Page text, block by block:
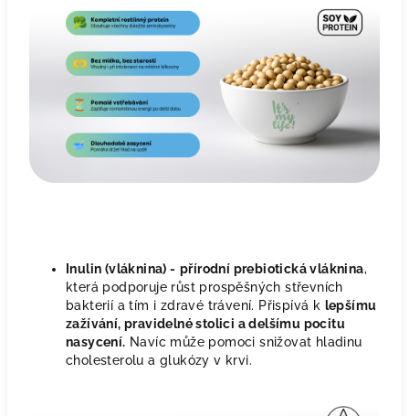
Inulin (vláknina) - přírodní prebiotická vláknina,
která podporuje růst prospěšných střevních
bakterií a tím i zdravé trávení. Přispívá k lepšímu
zažívání, pravidelné stolici a delšímu pocitu
nasycení. Navíc může pomoci snižovat hladinu
cholesterolu a glukózy v krvi.